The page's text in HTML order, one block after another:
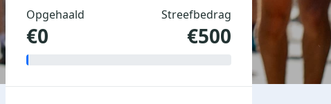
Opgehaald
€0
Streefbedrag
€500